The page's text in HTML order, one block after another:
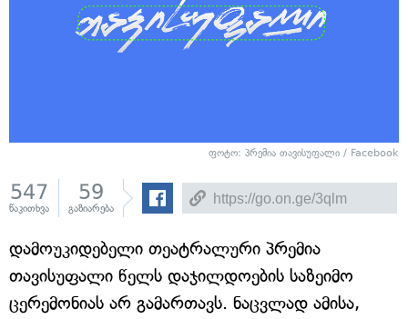
ფოტო: პრემია თავისუფალი / Facebook
547
წაკითხვა
59
გაზიარება
დამოუკიდებელი თეატრალური პრემია
თავისუფალი წელს დაჯილდოების საზეიმო
ცერემონიას არ გამართავს. ნაცვლად ამისა,